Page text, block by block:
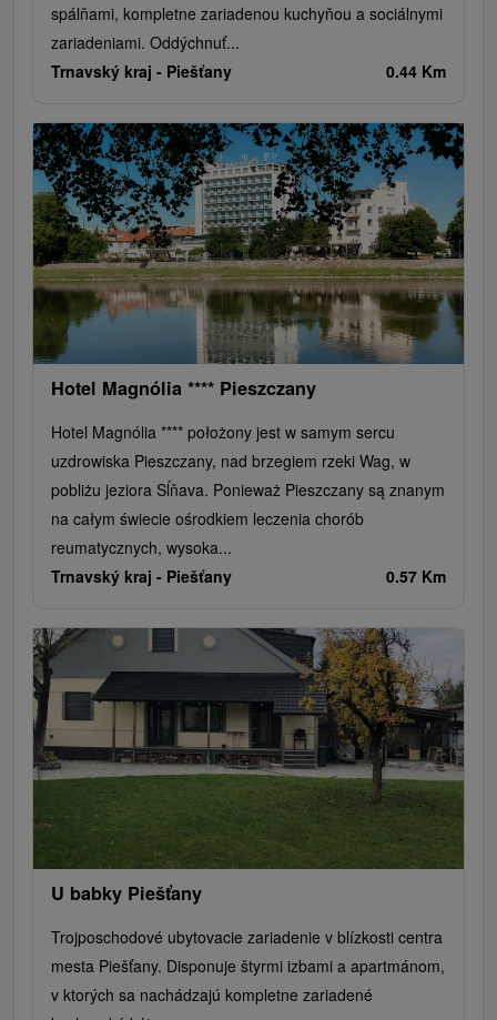
spálňami, kompletne zariadenou kuchyňou a sociálnymi
zariadeniami. Oddýchnuť...
Trnavský kraj - Piešťany 0.44 Km
Hotel Magnólia **** Pieszczany
Hotel Magnólia **** położony jest w samym sercu
uzdrowiska Pieszczany, nad brzegiem rzeki Wag, w
pobliżu jeziora Sĺňava. Ponieważ Pieszczany są znanym
na całym świecie ośrodkiem leczenia chorób
reumatycznych, wysoka...
Trnavský kraj - Piešťany 0.57 Km
U babky Piešťany
Trojposchodové ubytovacie zariadenie v blízkosti centra
mesta Piešťany. Disponuje štyrmi izbami a apartmánom,
v ktorých sa nachádzajú kompletne zariadené